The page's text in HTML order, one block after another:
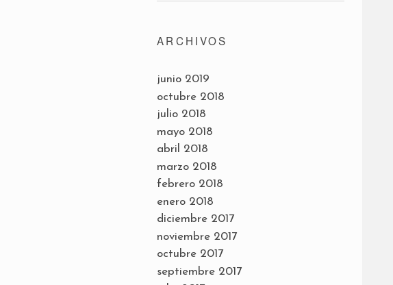
ARCHIVOS
junio 2019
octubre 2018
julio 2018
mayo 2018
abril 2018
marzo 2018
febrero 2018
enero 2018
diciembre 2017
noviembre 2017
octubre 2017
septiembre 2017